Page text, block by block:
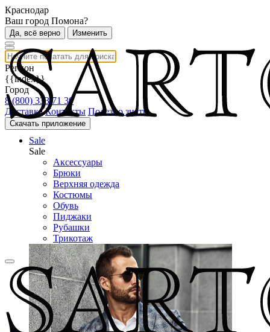
Краснодар
Ваш город Помона?
Да, всё верно Изменить
Регион
{{index}}
Город
8 (800) 333 71 30
Доставка Контакты Полезно знать
Скачать приложение
Sale
Sale
Аксессуары
Брюки
Верхняя одежда
Костюмы
Обувь
Пиджаки
Рубашки
Трикотаж